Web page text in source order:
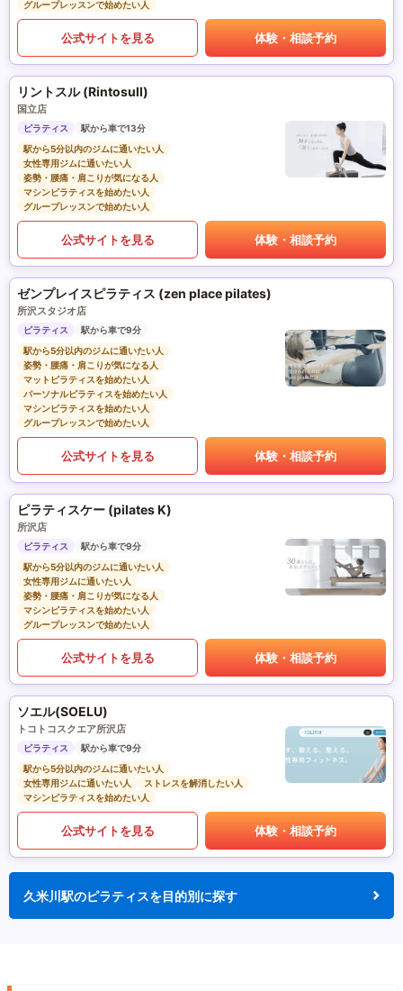
グループレッスンで始めたい人
公式サイトを見る 体験・相談予約
リントスル (Rintosull)
国立店
ピラティス
駅から車で13分
駅から5分以内のジムに通いたい人
女性専用ジムに通いたい人
姿勢・腰痛・肩こりが気になる人
マシンピラティスを始めたい人
グループレッスンで始めたい人
公式サイトを見る 体験・相談予約
ゼンプレイスピラティス (zen place pilates)
所沢スタジオ店
ピラティス
駅から車で9分
駅から5分以内のジムに通いたい人
姿勢・腰痛・肩こりが気になる人
マットピラティスを始めたい人
パーソナルピラティスを始めたい人
マシンピラティスを始めたい人
グループレッスンで始めたい人
公式サイトを見る 体験・相談予約
ピラティスケー (pilates K)
所沢店
ピラティス
駅から車で9分
駅から5分以内のジムに通いたい人
女性専用ジムに通いたい人
姿勢・腰痛・肩こりが気になる人
マシンピラティスを始めたい人
グループレッスンで始めたい人
公式サイトを見る 体験・相談予約
ソエル(SOELU)
トコトコスクエア所沢店
ピラティス
駅から車で9分
駅から5分以内のジムに通いたい人
女性専用ジムに通いたい人
ストレスを解消したい人
マシンピラティスを始めたい人
公式サイトを見る 体験・相談予約
久米川駅のピラティスを目的別に探す